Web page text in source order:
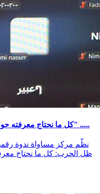
"كل ما نحتاج معرفته حول تعويضات الأضرار في ظل الحرب" .....
نظّم مركز مساواة ندوة
ظل الحرب: كل ما نحتاج